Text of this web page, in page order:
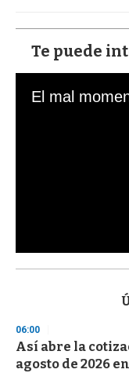
Te puede
s
d
s
o
f
06:00
Así abre la
agosto de 2026